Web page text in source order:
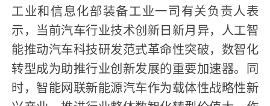
工业和信息化部装备工业一司有关负责人表
示，当前汽车行业技术创新日新月异，人工智
能推动汽车科技研发范式革命性突破，数智化
转型成为助推行业创新发展的重要加速器。同
时，智能网联新能源汽车作为载体性战略性新